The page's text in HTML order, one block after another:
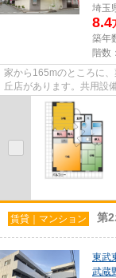
埼玉
8.4
築年
階数
家から165mのところに
丘店があります。共用設
つの駅は、用途や行き先
賃貸｜マンション 第
東武
武蔵